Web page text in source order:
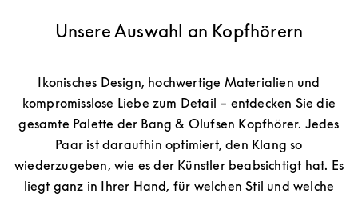
Unsere Auswahl an Kopfhörern
Ikonisches Design, hochwertige Materialien und
kompromisslose Liebe zum Detail – entdecken Sie die
gesamte Palette der Bang & Olufsen Kopfhörer. Jedes
Paar ist daraufhin optimiert, den Klang so
wiederzugeben, wie es der Künstler beabsichtigt hat. Es
liegt ganz in Ihrer Hand, für welchen Stil und welche